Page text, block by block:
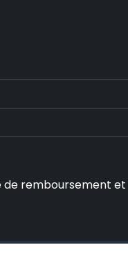
remboursement